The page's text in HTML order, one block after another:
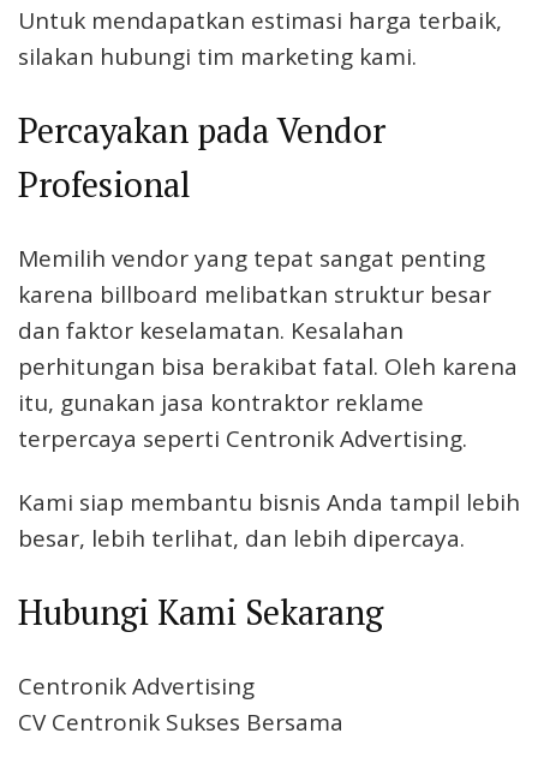
Untuk mendapatkan estimasi harga terbaik,
silakan hubungi tim marketing kami.
Percayakan pada Vendor
Profesional
Memilih vendor yang tepat sangat penting
karena billboard melibatkan struktur besar
dan faktor keselamatan. Kesalahan
perhitungan bisa berakibat fatal. Oleh karena
itu, gunakan jasa kontraktor reklame
terpercaya seperti Centronik Advertising.
Kami siap membantu bisnis Anda tampil lebih
besar, lebih terlihat, dan lebih dipercaya.
Hubungi Kami Sekarang
Centronik Advertising
CV Centronik Sukses Bersama